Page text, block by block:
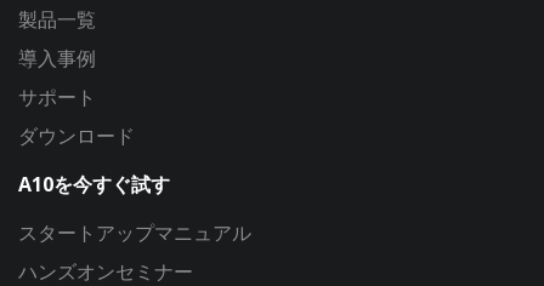
製品一覧
導入事例
サポート
ダウンロード
A10を今すぐ試す
スタートアップマニュアル
ハンズオンセミナー